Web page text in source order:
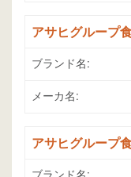
アサヒグループ
ブランド名:
メーカ名:
アサヒグループ
ブランド名: